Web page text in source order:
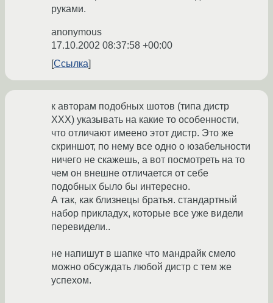
руками.
anonymous
17.10.2002 08:37:58 +00:00
Ссылка
к авторам подобных шотов (типа дистр
ХХХ) указывать на какие то особенности,
что отличают имеено этот дистр. Это же
скриншот, по нему все одно о юзабельности
ничего не скажешь, а вот посмотреть на то
чем он внешне отличается от себе
подобных было бы интересно.
А так, как близнецы братья. стандартный
набор прикладух, которые все уже видели
перевидели..
не напишут в шапке что мандрайк смело
можно обсуждать любой дистр с тем же
успехом.